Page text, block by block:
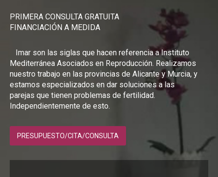
PRIMERA CONSULTA GRATUITA
FINANCIACIÓN A MEDIDA
Imar son las siglas que hacen referencia a Instituto
Mediterránea Asociados en Reproducción. Realizamos
nuestro trabajo en las provincias de Alicante y Murcia, y
estamos especializados en dar soluciones a las
parejas que tienen problemas de fertilidad.
Independientemente de esto.
PRESUPUESTO/CITA/CONSULTA